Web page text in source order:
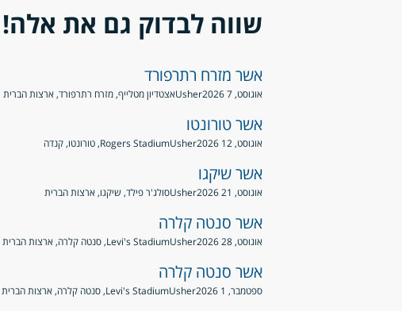
שווה לבדוק גם את אלה!
אשר מזרח רתרפורד
אוגוסט, 7 2026 Usherאצטדיון מטלייף, מזרח רתרפורד, ארצות הברית
אשר טורונטו
אוגוסט, 12 2026 UsherRogers Stadium, טורונטו, קנדה
אשר שיקגו
אוגוסט, 21 2026 Usherסולג'ר פילד, שיקגו, ארצות הברית
אשר סנטה קלרה
אוגוסט, 28 2026 UsherLevi's Stadium, סנטה קלרה, ארצות הברית
אשר סנטה קלרה
ספטמבר, 1 2026 UsherLevi's Stadium, סנטה קלרה, ארצות הברית